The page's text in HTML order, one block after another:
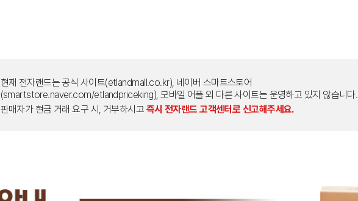
현재 전자랜드는 공식 사이트(etlandmall.co.kr), 네이버 스마트스토어
(smartstore.naver.com/etlandpriceking), 모바일 어플 외 다른 사이트는 운영하고 있지 않습니다.
판매자가 현금 거래 요구 시, 거부하시고 즉시 전자랜드 고객센터로 신고해주세요.